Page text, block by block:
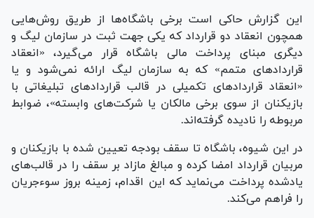
این گزارش حاکی است برخی باشگاه‌ها از طریق روش‌هایی
همچون انعقاد دو قرارداد که یکی جهت ثبت در سازمان لیگ و
دیگری مبنای پرداخت مالی باشگاه قرار می‌گیرد، «انعقاد
قرارداد‌های متمم» که به سازمان لیگ ارائه نمی‌شود و یا
«انعقاد قرارداد‌های تکمیلی در قالب قرارداد‌های تبلیغاتی با
بازیکنان از سوی برخی مالکان یا شرکت‌های وابسته»، ضوابط
مربوطه را نادیده گرفته‌اند.
در این شیوه، باشگاه تا سقف بودجه تعیین شده با بازیکنان و
مربیان قرارداد امضا کرده و مبالغ مازاد بر سقف را در قالب‌های
یادشده پرداخت می‌نماید که این اقدام، زمینه بروز سوءجریان
را فراهم می‌کند.